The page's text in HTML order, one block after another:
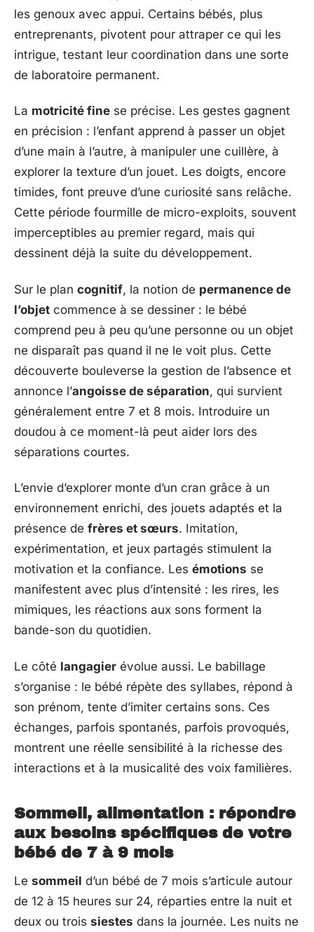
les genoux avec appui. Certains bébés, plus
entreprenants, pivotent pour attraper ce qui les
intrigue, testant leur coordination dans une sorte
de laboratoire permanent.
La motricité fine se précise. Les gestes gagnent
en précision : l’enfant apprend à passer un objet
d’une main à l’autre, à manipuler une cuillère, à
explorer la texture d’un jouet. Les doigts, encore
timides, font preuve d’une curiosité sans relâche.
Cette période fourmille de micro-exploits, souvent
imperceptibles au premier regard, mais qui
dessinent déjà la suite du développement.
Sur le plan cognitif, la notion de permanence de
l’objet commence à se dessiner : le bébé
comprend peu à peu qu’une personne ou un objet
ne disparaît pas quand il ne le voit plus. Cette
découverte bouleverse la gestion de l’absence et
annonce l’angoisse de séparation, qui survient
généralement entre 7 et 8 mois. Introduire un
doudou à ce moment-là peut aider lors des
séparations courtes.
L’envie d’explorer monte d’un cran grâce à un
environnement enrichi, des jouets adaptés et la
présence de frères et sœurs. Imitation,
expérimentation, et jeux partagés stimulent la
motivation et la confiance. Les émotions se
manifestent avec plus d’intensité : les rires, les
mimiques, les réactions aux sons forment la
bande-son du quotidien.
Le côté langagier évolue aussi. Le babillage
s’organise : le bébé répète des syllabes, répond à
son prénom, tente d’imiter certains sons. Ces
échanges, parfois spontanés, parfois provoqués,
montrent une réelle sensibilité à la richesse des
interactions et à la musicalité des voix familières.
Sommeil, alimentation : répondre
aux besoins spécifiques de votre
bébé de 7 à 9 mois
Le sommeil d’un bébé de 7 mois s’articule autour
de 12 à 15 heures sur 24, réparties entre la nuit et
deux ou trois siestes dans la journée. Les nuits ne